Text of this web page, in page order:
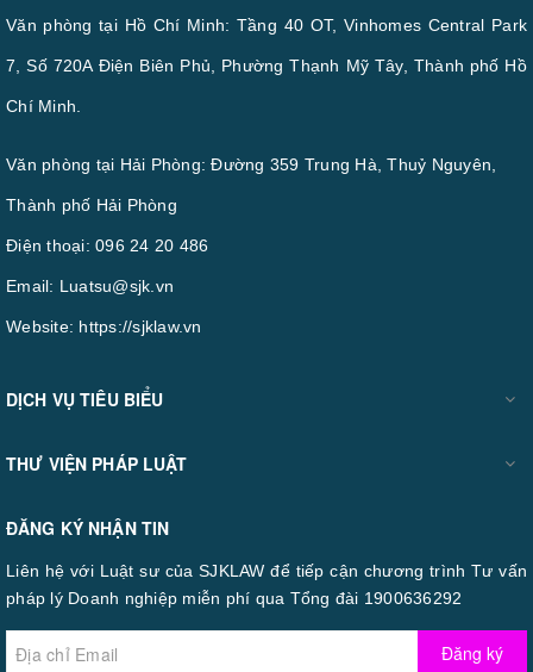
Văn phòng tại Hồ Chí Minh: Tầng 40 OT, Vinhomes Central Park
7, Số 720A Điện Biên Phủ, Phường Thạnh Mỹ Tây, Thành phố Hồ
Chí Minh.
Văn phòng tại Hải Phòng: Đường 359 Trung Hà, Thuỷ Nguyên,
Thành phố Hải Phòng
Điện thoại: 096 24 20 486
Email: Luatsu@sjk.vn
Website: https://sjklaw.vn
DỊCH VỤ TIÊU BIỂU
THƯ VIỆN PHÁP LUẬT
ĐĂNG KÝ NHẬN TIN
Liên hệ với Luật sư của SJKLAW để tiếp cận chương trình Tư vấn
pháp lý Doanh nghiệp miễn phí qua Tổng đài 1900636292
Đăng ký